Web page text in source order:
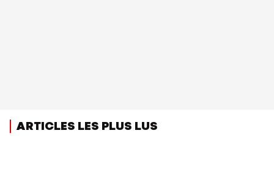
ARTICLES LES PLUS LUS